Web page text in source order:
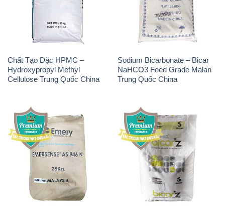
Chất Tạo Đặc HPMC –
Hydroxypropyl Methyl
Cellulose Trung Quốc China
Sodium Bicarbonate – Bicar
NaHCO3 Feed Grade Malan
Trung Quốc China